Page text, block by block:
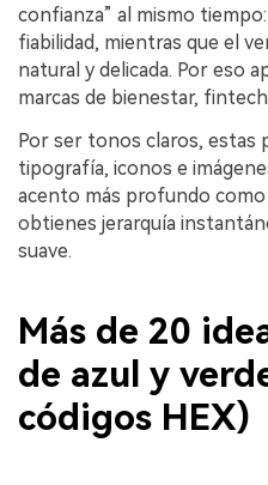
confianza” al mismo
fiabilidad, mientras que el
natural y delicada. Por eso
marcas de bienestar,
Por ser tonos claros, estas
tipografía, iconos e
acento más profundo
obtienes jerarquía
suave.
Más de 20
de azul y
códigos HEX)